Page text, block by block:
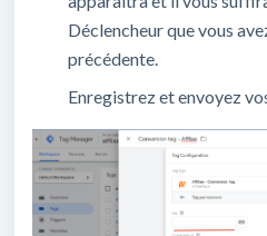
Déclencheur que vous
précédente.
Enregistrez et envoyez